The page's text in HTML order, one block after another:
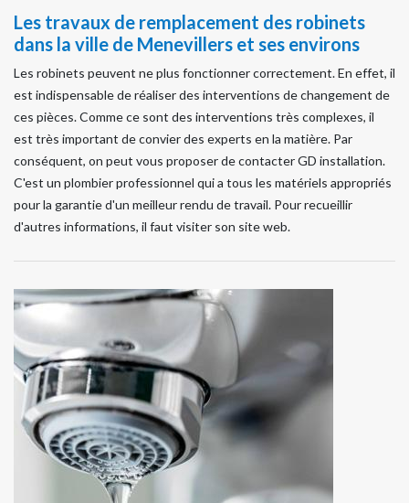
Les travaux de remplacement des robinets
dans la ville de Menevillers et ses environs
Les robinets peuvent ne plus fonctionner correctement. En effet, il
est indispensable de réaliser des interventions de changement de
ces pièces. Comme ce sont des interventions très complexes, il
est très important de convier des experts en la matière. Par
conséquent, on peut vous proposer de contacter GD installation.
C'est un plombier professionnel qui a tous les matériels appropriés
pour la garantie d'un meilleur rendu de travail. Pour recueillir
d'autres informations, il faut visiter son site web.